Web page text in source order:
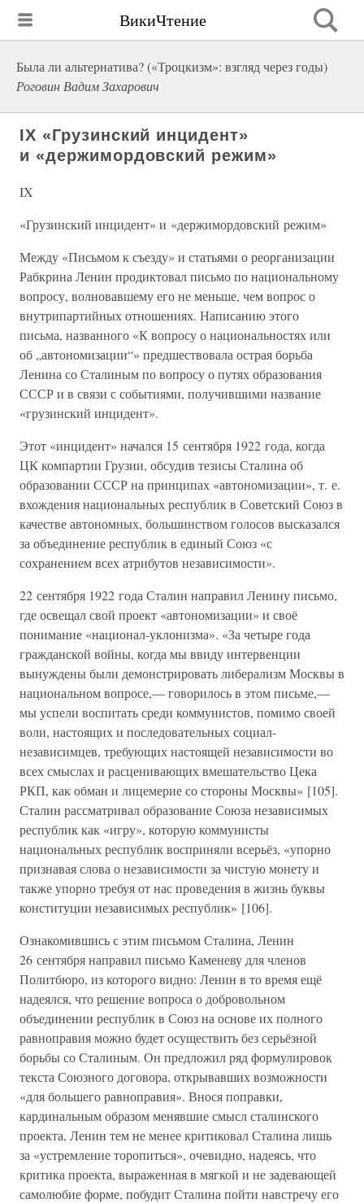
ВикиЧтение
Была ли альтернатива? («Троцкизм»: взгляд через годы)
Роговин Вадим Захарович
IX «Грузинский инцидент»
и «держимордовский режим»
IX
«Грузинский инцидент» и «держимордовский режим»
Между «Письмом к съезду» и статьями о реорганизации
Рабкрина Ленин продиктовал письмо по национальному
вопросу, волновавшему его не меньше, чем вопрос о
внутрипартийных отношениях. Написанию этого
письма, названного «К вопросу о национальностях или
об „автономизации“» предшествовала острая борьба
Ленина со Сталиным по вопросу о путях образования
СССР и в связи с событиями, получившими название
«грузинский инцидент».
Этот «инцидент» начался 15 сентября 1922 года, когда
ЦК компартии Грузии, обсудив тезисы Сталина об
образовании СССР на принципах «автономизации», т. е.
вхождения национальных республик в Советский Союз в
качестве автономных, большинством голосов высказался
за объединение республик в единый Союз «с
сохранением всех атрибутов независимости».
22 сентября 1922 года Сталин направил Ленину письмо,
где освещал свой проект «автономизации» и своё
понимание «национал-уклонизма». «За четыре года
гражданской войны, когда мы ввиду интервенции
вынуждены были демонстрировать либерализм Москвы в
национальном вопросе,— говорилось в этом письме,—
мы успели воспитать среди коммунистов, помимо своей
воли, настоящих и последовательных социал-
независимцев, требующих настоящей независимости во
всех смыслах и расценивающих вмешательство Цека
РКП, как обман и лицемерие со стороны Москвы» [105].
Сталин рассматривал образование Союза независимых
республик как «игру», которую коммунисты
национальных республик восприняли всерьёз, «упорно
признавая слова о независимости за чистую монету и
также упорно требуя от нас проведения в жизнь буквы
конституции независимых республик» [106].
Ознакомившись с этим письмом Сталина, Ленин
26 сентября направил письмо Каменеву для членов
Политбюро, из которого видно: Ленин в то время ещё
надеялся, что решение вопроса о добровольном
объединении республик в Союз на основе их полного
равноправия можно будет осуществить без серьёзной
борьбы со Сталиным. Он предложил ряд формулировок
текста Союзного договора, открывавших возможности
«для большего равноправия». Внося поправки,
кардинальным образом менявшие смысл сталинского
проекта, Ленин тем не менее критиковал Сталина лишь
за «устремление торопиться», очевидно, надеясь, что
критика проекта, выраженная в мягкой и не задевающей
самолюбие форме, побудит Сталина пойти навстречу его